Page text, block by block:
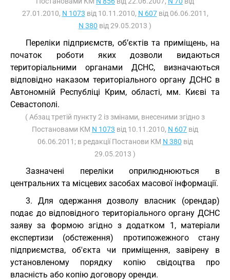
27.01.2010, N 1073 від 10.11.2010, N 607від 06.06.2011,
N 380 від 29.05.2013 )
Переліки підприємств, об’єктів та приміщень, на
початок роботи яких дозволи видаються
територіальними органами ДСНС, визначаються
відповідно наказом територіального органу ДСНС в
Автономній Республіці Крим, області, мм. Києві та
Севастополі.
( Абзац третій пункту 2 із змінами, внесеними згідно з
Постановами КМ N 1073 від 10.11.2010, N 607 від
06.06.2011; в редакції Постанови КМ N 380 від
29.05.2013 )
Зазначені переліки оприлюднюються в
центральних та місцевих засобах масової інформації.
3. Для одержання дозволу власник (орендар)
подає до відповідного територіального органу ДСНС
заяву за формою згідно з додатком 1, матеріали
експертизи (обстеження) протипожежного стану
підприємства, об'єкта чи приміщення, завірену в
установленому порядку копію свідоцтва про
власність або копію договору оренди.